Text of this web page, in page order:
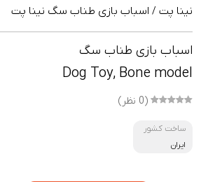
نینا پت / اسباب بازی طناب سگ نینا پت
اسباب بازی طناب سگ
Dog Toy, Bone model
(0 نظر)
ساخت کشور
ایران